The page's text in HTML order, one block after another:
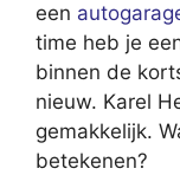
een
time heb je
binnen de
nieuw. Karel
gemakkelijk.
betekenen?